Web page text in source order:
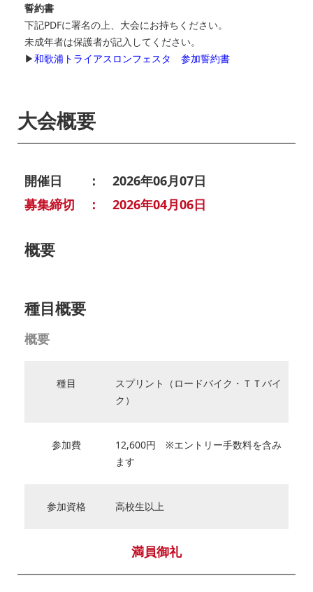
誓約書
下記PDFに署名の上、大会にお持ちください。
未成年者は保護者が記入してください。
▶和歌浦トライアスロンフェスタ 参加誓約書
大会概要
開催日 ： 2026年06月07日
募集締切 ： 2026年04月06日
概要
種目概要
概要
種目
スプリント（ロードバイク・ＴＴバイ
ク）
参加費
12,600円 ※エントリー手数料を含み
ます
参加資格 高校生以上
満員御礼